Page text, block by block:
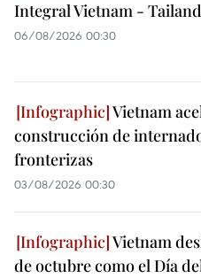
Integral Vietnam -
06/08/2026 00:30
Vietnam
construcción de
fronterizas
03/08/2026 00:30
Vietnam
de octubre como el Día